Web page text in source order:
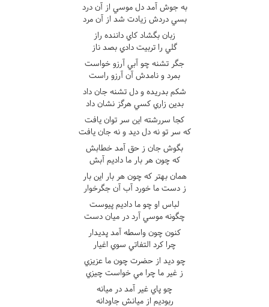
به جوش آمد دل موسي از آن درد
بسي دردش زيادت شد از آن مرد
زبان بگشاد کاي داننده راز
گلي را تربيت دادي بصد ناز
جگر تشنه چو آبي آرزو خواست
بمرد و نامدش آن آرزو راست
شکم بدريده و دل تشنه جان داد
بدين زاري کسي هرگز نشان داد
کجا سررشته اين سر توان يافت
که سر تو نه دل ديد و نه جان يافت
بگوش جان ز حق آمد خطابش
که چون هر بار ما داديم آبش
همان بهتر که چون هر بار اين بار
ز دست ما خورد آب آن جگرخوار
لباس او چو ما داديم پيوست
چگونه موسي آرد در ميان دست
کنون چون واسطه آمد پديدار
چرا کرد التفاتي سوي اغيار
چو ديد از حضرت چون ما عزيزي
ز غير ما چرا مي خواست چيزي
چو پاي غير آمد در ميانه
ربوديم از ميانش جاودانه